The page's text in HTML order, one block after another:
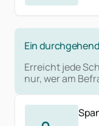
Ein
Erreicht jede
nur, wer am